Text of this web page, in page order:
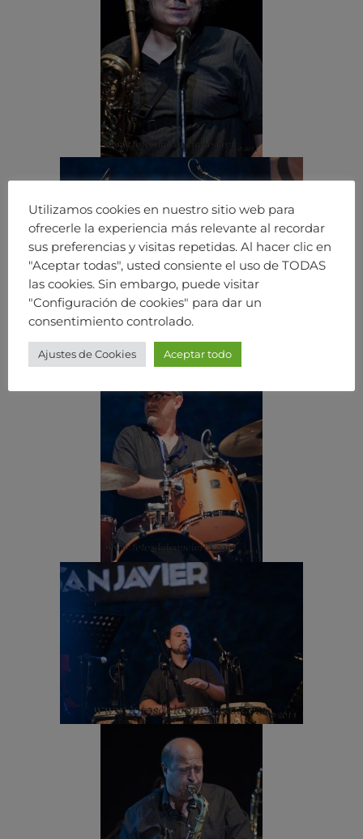
Utilizamos cookies en nuestro sitio web para
ofrecerle la experiencia más relevante al recordar
sus preferencias y visitas repetidas. Al hacer clic en
"Aceptar todas", usted consiente el uso de TODAS
las cookies. Sin embargo, puede visitar
"Configuración de cookies" para dar un
consentimiento controlado.
Ajustes de Cookies Aceptar todo